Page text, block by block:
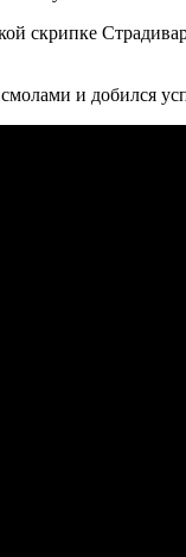
скрипке
и добился